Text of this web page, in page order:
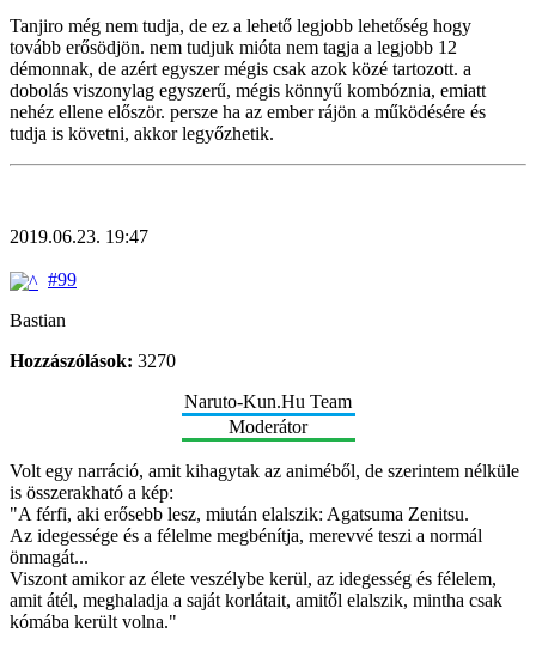
Tanjiro még nem tudja, de ez a lehető legjobb lehetőség hogy
tovább erősödjön. nem tudjuk mióta nem tagja a legjobb 12
démonnak, de azért egyszer mégis csak azok közé tartozott. a
dobolás viszonylag egyszerű, mégis könnyű kombóznia, emiatt
nehéz ellene először. persze ha az ember rájön a működésére és
tudja is követni, akkor legyőzhetik.
2019.06.23. 19:47
#99
Bastian
Hozzászólások: 3270
Naruto-Kun.Hu Team
Moderátor
Volt egy narráció, amit kihagytak az animéből, de szerintem nélküle
is összerakható a kép:
"A férfi, aki erősebb lesz, miután elalszik: Agatsuma Zenitsu.
Az idegessége és a félelme megbénítja, merevvé teszi a normál
önmagát...
Viszont amikor az élete veszélybe kerül, az idegesség és félelem,
amit átél, meghaladja a saját korlátait, amitől elalszik, mintha csak
kómába került volna."